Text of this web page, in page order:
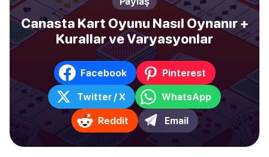
Canasta Kart Oyunu Nasıl Oynanır +
Kurallar ve Varyasyonlar
Facebook Pinterest
Twitter / X WhatsApp
Reddit Email